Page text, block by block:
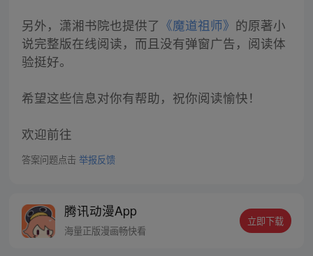
另外，潇湘书院也提供了 《魔道祖师》 的原著小
说完整版在线阅读，而且没有弹窗广告，阅读体
验挺好。
希望这些信息对你有帮助，祝你阅读愉快！
欢迎前往
答案问题点击 举报反馈
腾讯动漫App
海量正版漫画畅快看
立即下载